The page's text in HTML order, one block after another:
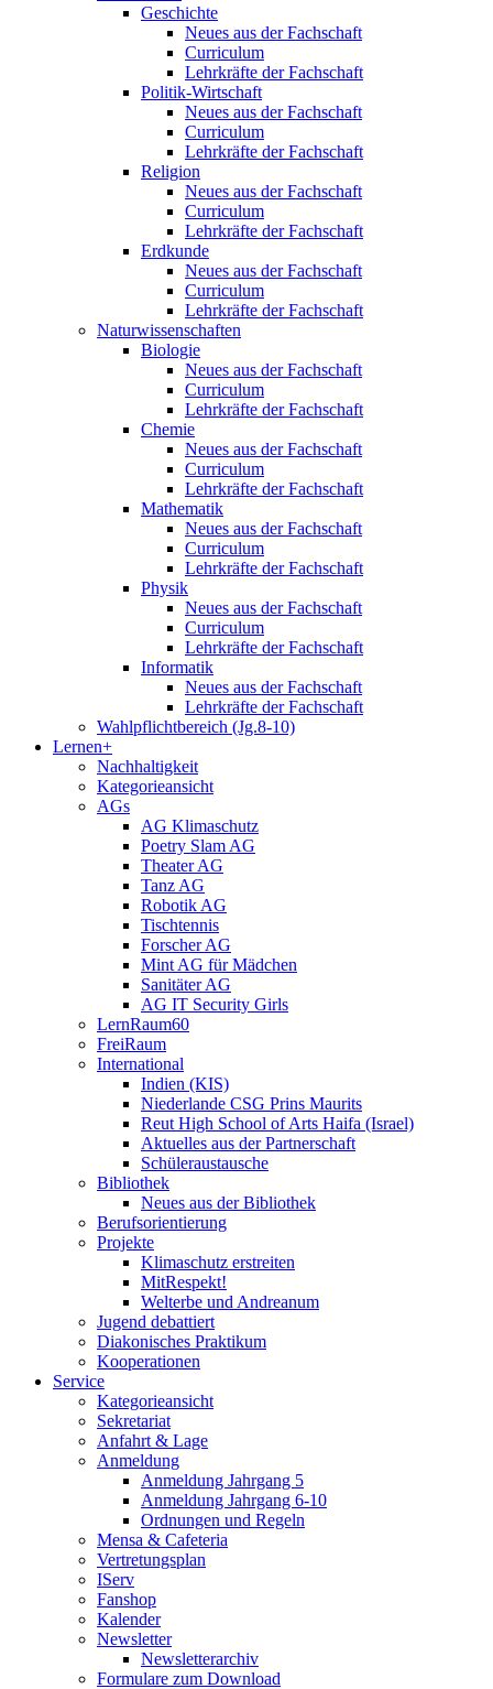
Geschichte
Neues aus der Fachschaft
Curriculum
Lehrkräfte der Fachschaft
Politik-Wirtschaft
Neues aus der Fachschaft
Curriculum
Lehrkräfte der Fachschaft
Religion
Neues aus der Fachschaft
Curriculum
Lehrkräfte der Fachschaft
Erdkunde
Neues aus der Fachschaft
Curriculum
Lehrkräfte der Fachschaft
Naturwissenschaften
Biologie
Neues aus der Fachschaft
Curriculum
Lehrkräfte der Fachschaft
Chemie
Neues aus der Fachschaft
Curriculum
Lehrkräfte der Fachschaft
Mathematik
Neues aus der Fachschaft
Curriculum
Lehrkräfte der Fachschaft
Physik
Neues aus der Fachschaft
Curriculum
Lehrkräfte der Fachschaft
Informatik
Neues aus der Fachschaft
Lehrkräfte der Fachschaft
Wahlpflichtbereich (Jg.8-10)
Lernen+
Nachhaltigkeit
Kategorieansicht
AGs
AG Klimaschutz
Poetry Slam AG
Theater AG
Tanz AG
Robotik AG
Tischtennis
Forscher AG
Mint AG für Mädchen
Sanitäter AG
AG IT Security Girls
LernRaum60
FreiRaum
International
Indien (KIS)
Niederlande CSG Prins Maurits
Reut High School of Arts Haifa (Israel)
Aktuelles aus der Partnerschaft
Schüleraustausche
Bibliothek
Neues aus der Bibliothek
Berufsorientierung
Projekte
Klimaschutz erstreiten
MitRespekt!
Welterbe und Andreanum
Jugend debattiert
Diakonisches Praktikum
Kooperationen
Service
Kategorieansicht
Sekretariat
Anfahrt & Lage
Anmeldung
Anmeldung Jahrgang 5
Anmeldung Jahrgang 6-10
Ordnungen und Regeln
Mensa & Cafeteria
Vertretungsplan
IServ
Fanshop
Kalender
Newsletter
Newsletterarchiv
Formulare zum Download